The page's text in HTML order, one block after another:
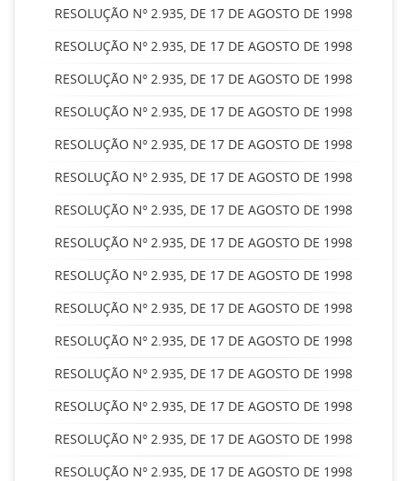
RESOLUÇÃO Nº 2.935, DE 17 DE AGOSTO DE 1998
RESOLUÇÃO Nº 2.935, DE 17 DE AGOSTO DE 1998
RESOLUÇÃO Nº 2.935, DE 17 DE AGOSTO DE 1998
RESOLUÇÃO Nº 2.935, DE 17 DE AGOSTO DE 1998
RESOLUÇÃO Nº 2.935, DE 17 DE AGOSTO DE 1998
RESOLUÇÃO Nº 2.935, DE 17 DE AGOSTO DE 1998
RESOLUÇÃO Nº 2.935, DE 17 DE AGOSTO DE 1998
RESOLUÇÃO Nº 2.935, DE 17 DE AGOSTO DE 1998
RESOLUÇÃO Nº 2.935, DE 17 DE AGOSTO DE 1998
RESOLUÇÃO Nº 2.935, DE 17 DE AGOSTO DE 1998
RESOLUÇÃO Nº 2.935, DE 17 DE AGOSTO DE 1998
RESOLUÇÃO Nº 2.935, DE 17 DE AGOSTO DE 1998
RESOLUÇÃO Nº 2.935, DE 17 DE AGOSTO DE 1998
RESOLUÇÃO Nº 2.935, DE 17 DE AGOSTO DE 1998
RESOLUÇÃO Nº 2.935, DE 17 DE AGOSTO DE 1998